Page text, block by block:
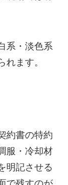
系・淡色系
ます。
約書の特約
服・冷却材
明記させる